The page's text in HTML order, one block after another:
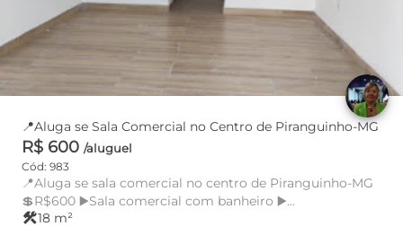
📍Aluga se Sala Comercial no Centro de Piranguinho-MG
R$ 600 /aluguel
Cód: 983
📍Aluga se sala comercial no centro de Piranguinho-MG
💲R$600 ▶️Sala comercial com banheiro ▶️...
construction18 m²